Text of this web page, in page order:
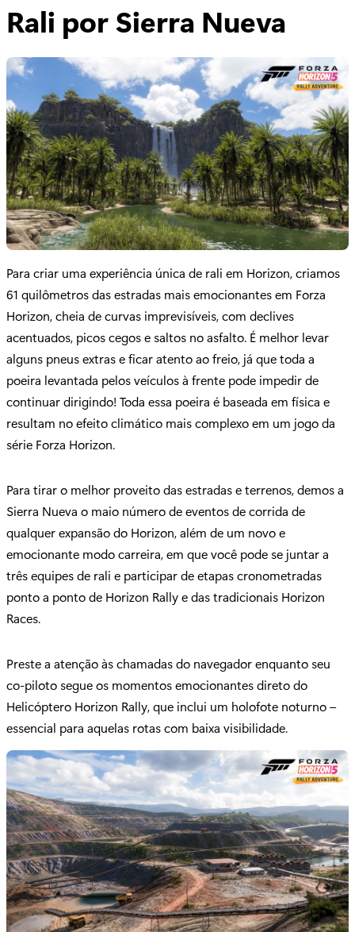
Rali por Sierra Nueva
Para criar uma experiência única de rali em Horizon, criamos
61 quilômetros das estradas mais emocionantes em Forza
Horizon, cheia de curvas imprevisíveis, com declives
acentuados, picos cegos e saltos no asfalto. É melhor levar
alguns pneus extras e ficar atento ao freio, já que toda a
poeira levantada pelos veículos à frente pode impedir de
continuar dirigindo! Toda essa poeira é baseada em física e
resultam no efeito climático mais complexo em um jogo da
série Forza Horizon.
Para tirar o melhor proveito das estradas e terrenos, demos a
Sierra Nueva o maio número de eventos de corrida de
qualquer expansão do Horizon, além de um novo e
emocionante modo carreira, em que você pode se juntar a
três equipes de rali e participar de etapas cronometradas
ponto a ponto de Horizon Rally e das tradicionais Horizon
Races.
Preste a atenção às chamadas do navegador enquanto seu
co-piloto segue os momentos emocionantes direto do
Helicóptero Horizon Rally, que inclui um holofote noturno –
essencial para aquelas rotas com baixa visibilidade.